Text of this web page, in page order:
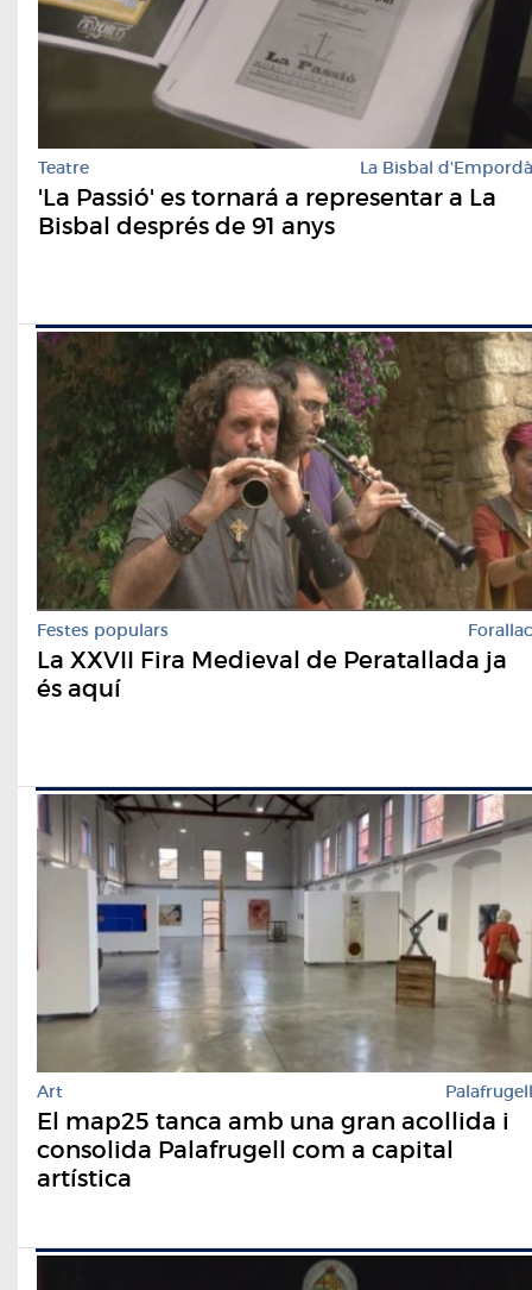
Teatre La Bisbal d'Empordà
'La Passió' es tornará a representar a La
Bisbal després de 91 anys
Festes populars Forallac
La XXVII Fira Medieval de Peratallada ja
és aquí
Art Palafrugell
El map25 tanca amb una gran acollida i
consolida Palafrugell com a capital
artística